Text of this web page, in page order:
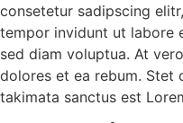
consetetur sadipscing
tempor invidunt ut labore
sed diam voluptua. At
dolores et ea rebum. Stet
takimata sanctus est